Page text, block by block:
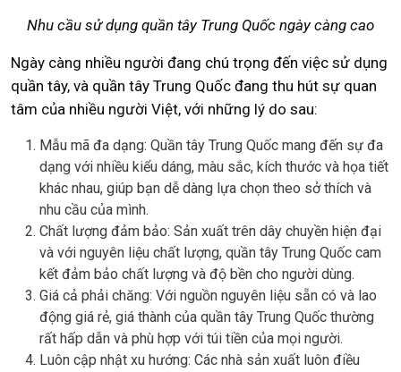
Nhu cầu sử dụng quần tây Trung Quốc ngày càng cao
Ngày càng nhiều người đang chú trọng đến việc sử dụng
quần tây, và quần tây Trung Quốc đang thu hút sự quan
tâm của nhiều người Việt, với những lý do sau:
Mẫu mã đa dạng: Quần tây Trung Quốc mang đến sự đa
dạng với nhiều kiểu dáng, màu sắc, kích thước và họa tiết
khác nhau, giúp bạn dễ dàng lựa chọn theo sở thích và
nhu cầu của mình.
Chất lượng đảm bảo: Sản xuất trên dây chuyền hiện đại
và với nguyên liệu chất lượng, quần tây Trung Quốc cam
kết đảm bảo chất lượng và độ bền cho người dùng.
Giá cả phải chăng: Với nguồn nguyên liệu sẵn có và lao
động giá rẻ, giá thành của quần tây Trung Quốc thường
rất hấp dẫn và phù hợp với túi tiền của mọi người.
Luôn cập nhật xu hướng: Các nhà sản xuất luôn điều